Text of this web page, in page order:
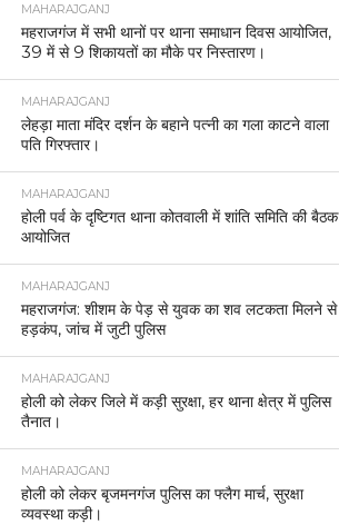
MAHARAJGANJ
महराजगंज में सभी थानों पर थाना समाधान दिवस आयोजित,
39 में से 9 शिकायतों का मौके पर निस्तारण।
MAHARAJGANJ
लेहड़ा माता मंदिर दर्शन के बहाने पत्नी का गला काटने वाला
पति गिरफ्तार।
MAHARAJGANJ
होली पर्व के दृष्टिगत थाना कोतवाली में शांति समिति की बैठक
आयोजित
MAHARAJGANJ
महराजगंज: शीशम के पेड़ से युवक का शव लटकता मिलने से
हड़कंप, जांच में जुटी पुलिस
MAHARAJGANJ
होली को लेकर जिले में कड़ी सुरक्षा, हर थाना क्षेत्र में पुलिस
तैनात।
MAHARAJGANJ
होली को लेकर बृजमनगंज पुलिस का फ्लैग मार्च, सुरक्षा
व्यवस्था कड़ी।